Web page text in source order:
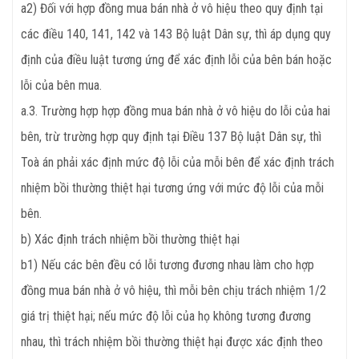
a2) Đối với hợp đồng mua bán nhà ở vô hiệu theo quy định tại
các điều 140, 141, 142 và 143 Bộ luật Dân sự, thì áp dụng quy
định của điều luật tương ứng để xác định lỗi của bên bán hoặc
lỗi của bên mua.
a.3. Trường hợp hợp đồng mua bán nhà ở vô hiệu do lỗi của hai
bên, trừ trường hợp quy định tại Điều 137 Bộ luật Dân sự, thì
Toà án phải xác định mức độ lỗi của mỗi bên để xác định trách
nhiệm bồi thường thiệt hại tương ứng với mức độ lỗi của mỗi
bên.
b) Xác định trách nhiệm bồi thường thiệt hại
b1) Nếu các bên đều có lỗi tương đương nhau làm cho hợp
đồng mua bán nhà ở vô hiệu, thì mỗi bên chịu trách nhiệm 1/2
giá trị thiệt hại; nếu mức độ lỗi của họ không tương đương
nhau, thì trách nhiệm bồi thường thiệt hại được xác định theo